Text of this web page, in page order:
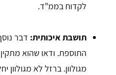
לקדוח בממ"ד.
תושבת איכותית: דבר
התוספת. ודאו שהוא
מגולוון. ברזל לא מגולוון